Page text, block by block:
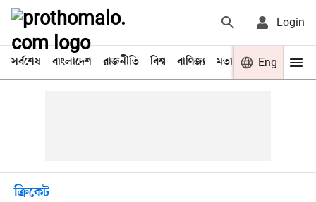
Login
সর্বশেষ বাংলাদেশ রাজনীতি বিশ্ব বাণিজ্য মতামত খেলা
Eng
ক্রিকেট